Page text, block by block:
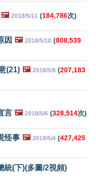
🖼️ 2018/5/11 (184,786次)
因 🖼️ 2018/5/10 (808,539
(21) 🖼️ 2018/5/9 (207,183
言 🖼️ 2018/5/6 (328,514次)
怪事 🖼️ 2018/5/4 (427,425
統(下)(多圖/2視頻)